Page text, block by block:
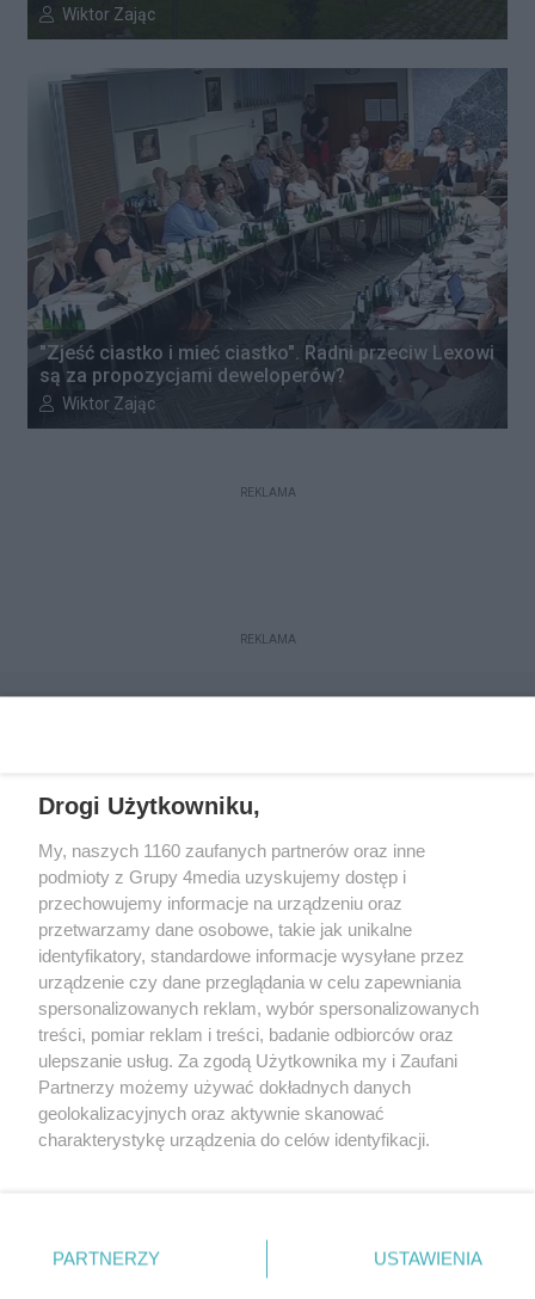
Autor artykułu:
Wiktor Zając
"Zjeść ciastko i mieć ciastko". Radni przeciw Lexowi
są za propozycjami deweloperów?
Autor artykułu:
Wiktor Zając
REKLAMA
REKLAMA
Reklama Kontakt Regulamin
Dystrybucja
Regulamin prenumeraty
Polityka Prywatności
Zapisz się do newslettera
Dołącz do grona ludzi najlepiej poinformowanych!
Zapisz się »
Drogi Użytkowniku,
My, naszych 1160 zaufanych partnerów oraz inne
podmioty z Grupy 4media uzyskujemy dostęp i
przechowujemy informacje na urządzeniu oraz
przetwarzamy dane osobowe, takie jak unikalne
identyfikatory, standardowe informacje wysyłane przez
urządzenie czy dane przeglądania w celu zapewniania
spersonalizowanych reklam, wybór spersonalizowanych
treści, pomiar reklam i treści, badanie odbiorców oraz
ulepszanie usług. Za zgodą Użytkownika my i Zaufani
Partnerzy możemy używać dokładnych danych
geolokalizacyjnych oraz aktywnie skanować
charakterystykę urządzenia do celów identyfikacji.
zmienić/wycofać klikając przycisk ustawień prywatności
znajdujący się w lewym dolnym rogu strony
. Niektóre
PARTNERZY USTAWIENIA